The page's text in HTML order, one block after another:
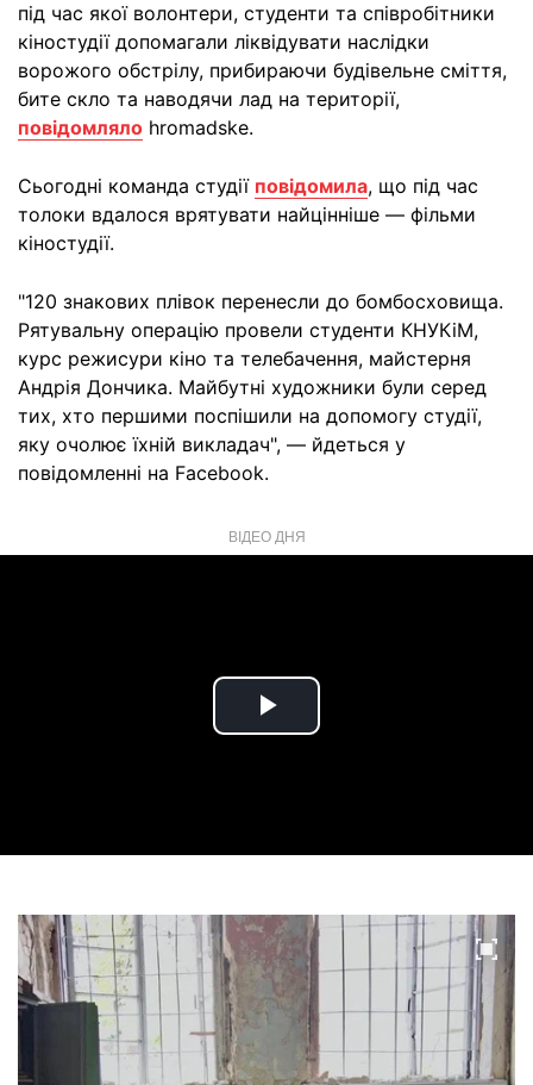
під час якої волонтери, студенти та співробітники
кіностудії допомагали ліквідувати наслідки
ворожого обстрілу, прибираючи будівельне сміття,
бите скло та наводячи лад на території,
повідомляло hromadske.
Сьогодні команда студії повідомила, що під час
толоки вдалося врятувати найцінніше — фільми
кіностудії.
"120 знакових плівок перенесли до бомбосховища.
Рятувальну операцію провели студенти КНУКіМ,
курс режисури кіно та телебачення, майстерня
Андрія Дончика. Майбутні художники були серед
тих, хто першими поспішили на допомогу студії,
яку очолює їхній викладач", — йдеться у
повідомленні на Facebook.
ВІДЕО ДНЯ
Play